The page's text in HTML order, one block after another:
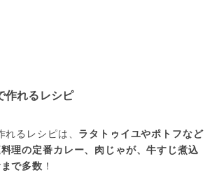
作れるレシピ
るレシピは、 ラタトゥイユやポトフなど
理の定番カレー、肉じゃが、牛すじ煮込
で多数 ！